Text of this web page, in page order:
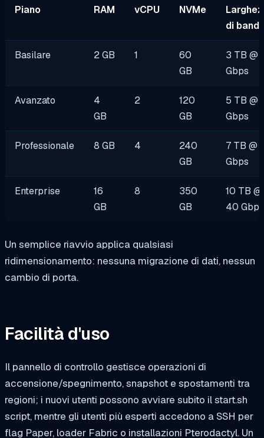
Piano RAM vCPU NVMe
di
Basilare 2 GB 1
60
GB
3 TB @
Gbps
Avanzato
4
GB
2
120
GB
5 TB @
Gbps
Professionale 8 GB 4
240
GB
7 TB @
Gbps
Enterprise
16
GB
8
350
GB
10 TB @
40 Gbps
Un semplice riavvio applica qualsiasi
ridimensionamento: nessuna migrazione di dati, nessun
cambio di porta.
Facilità d'uso
Il pannello di controllo gestisce operazioni di
accensione/spegnimento, snapshot e spostamenti tra
regioni; i nuovi utenti possono avviare subito ilstart.sh
script, mentre gli utenti più esperti accedono a SSH per
flag Paper, loader Fabric o installazioni Pterodactyl. Un